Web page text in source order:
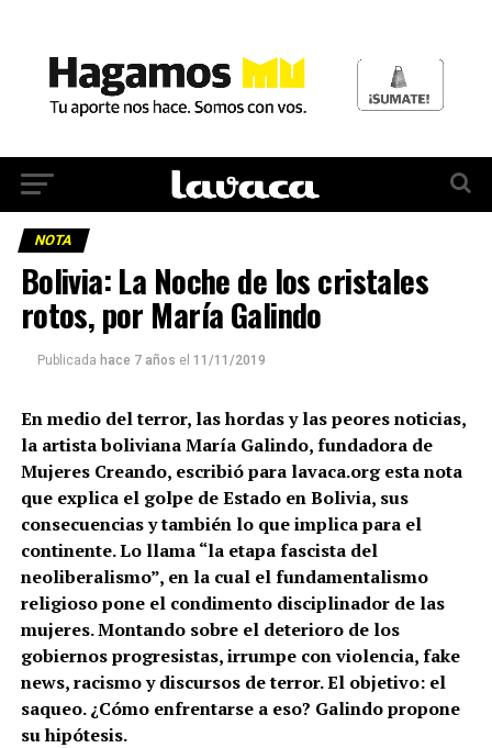
NOTA
Bolivia: La Noche de los cristales
rotos, por María Galindo
Publicada hace 7 años el 11/11/2019
En medio del terror, las hordas y las peores noticias,
la artista boliviana María Galindo, fundadora de
Mujeres Creando, escribió para lavaca.org esta nota
que explica el golpe de Estado en Bolivia, sus
consecuencias y también lo que implica para el
continente. Lo llama “la etapa fascista del
neoliberalismo”, en la cual el fundamentalismo
religioso pone el condimento disciplinador de las
mujeres. Montando sobre el deterioro de los
gobiernos progresistas, irrumpe con violencia, fake
news, racismo y discursos de terror. El objetivo: el
saqueo. ¿Cómo enfrentarse a eso? Galindo propone
su hipótesis.